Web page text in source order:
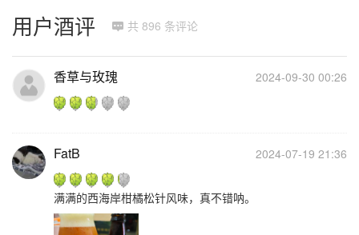
用户酒评  共 896 条评论
香草与玫瑰 2024-09-30 00:26
FatB 2024-07-19 21:36
满满的西海岸柑橘松针风味，真不错呐。